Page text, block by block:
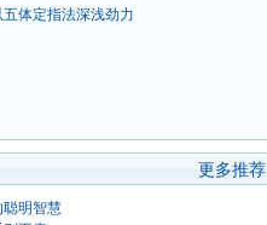
体定指法深浅劲力
更多推荐
聪明智慧